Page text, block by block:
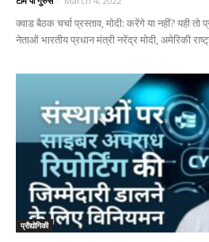
क्वाड बैठक चर्चा प्रस्ताव, मोदी: करेंगे या नहीं? यही
नेताओं भारतीय प्रधान मंत्री नरेंद्र मोदी, अमेरिकी
प्रौद्योगिकी